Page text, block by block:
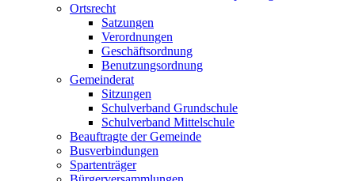
Ortsrecht
Satzungen
Verordnungen
Geschäftsordnung
Benutzungsordnung
Gemeinderat
Sitzungen
Schulverband Grundschule
Schulverband Mittelschule
Beauftragte der Gemeinde
Busverbindungen
Spartenträger